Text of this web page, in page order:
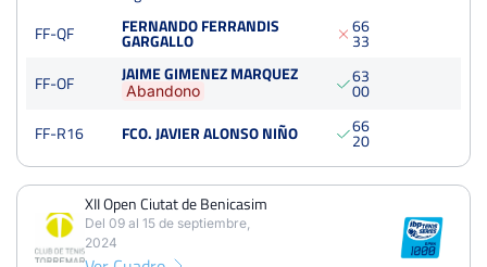
FF-QF
FERNANDO FERRANDIS
GARGALLO
6
3
6
3
FF-OF
JAIME GIMENEZ MARQUEZ
Abandono
6
0
3
0
FF-R16
FCO. JAVIER ALONSO NIÑO 6
2
6
0
XII Open Ciutat de Benicasim
Del 09 al 15 de septiembre,
2024